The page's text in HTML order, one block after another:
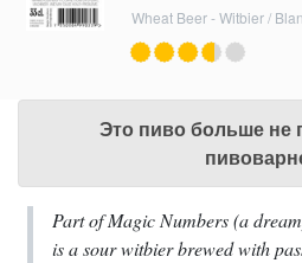
Wheat Beer - Witbier /
Это пиво больше не
Part of Magic Numbers (a
is a sour witbier brewed with